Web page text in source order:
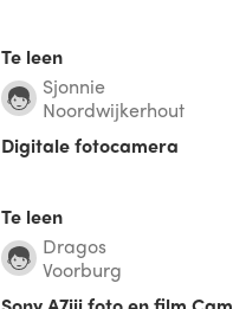
Te leen
Sjonnie
Noordwijkerhout
Digitale fotocamera
Te leen
Dragos
Voorburg